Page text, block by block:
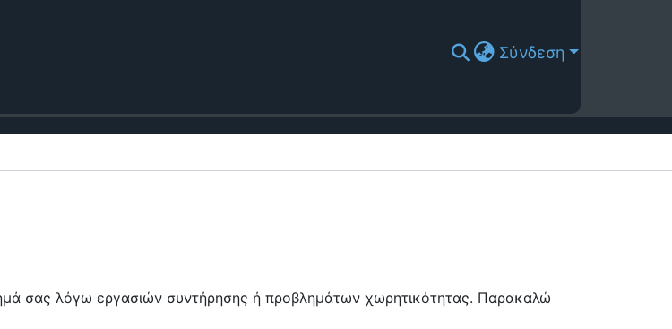
Σύνδεση
σας λόγω εργασιών συντήρησης ή προβλημάτων χωρητικότητας. Παρακαλώ